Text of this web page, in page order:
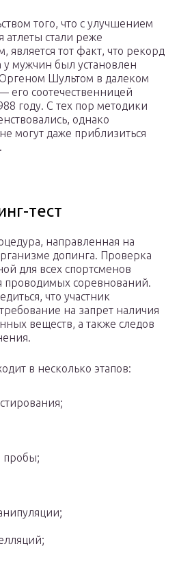
того, что с улучшением
атлеты стали реже
является тот факт, что рекорд
мужчин был установлен
Шультом в далеком
его соотечественницей
году. С тех пор методики
однако
могут даже приблизиться
тест
направленная на
допинга. Проверка
для всех спортсменов
проводимых соревнований.
что участник
на запрет наличия
веществ, а также следов
в несколько этапов:
пробы;